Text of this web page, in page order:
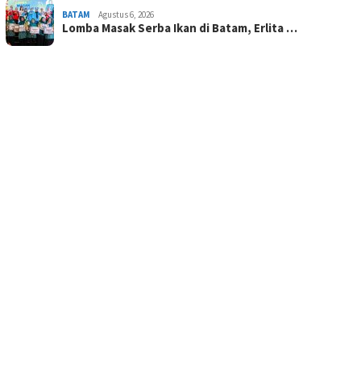
BATAM Agustus 6, 2026
Lomba Masak Serba Ikan di Batam, Erlita …